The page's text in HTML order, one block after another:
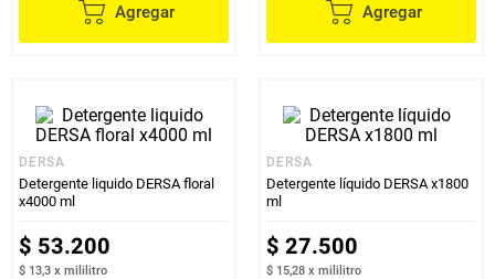
Agregar Agregar
DERSA
Detergente liquido DERSA floral
x4000 ml
$ 53.200
$ 13,3 x mililitro
DERSA
Detergente líquido DERSA x1800
ml
$ 27.500
$ 15,28 x mililitro